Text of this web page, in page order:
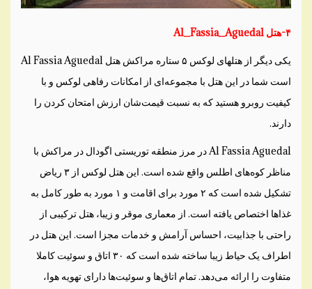
۴-هتل Al_Fassia_Aguedal
یکی دیگر از هتلهای لوکس ۵ ستاره مراکش هتل Al Fassia Aguedal
است شما در این هتل با مجموعه‌ای از امکانات رفاهی لوکس و با
کیفیت روبرو هستید که به نسبت قیمت‌شان ارزش امتحان کردن را
دارند.
Al Fassia Aguedal در مرز منطقه توریستی اگودال در مراکش با
مناظر کوه‌های اطلس واقع شده است. این هتل لوکس از ۳ ریاض
تشکیل شده است که ۲ مورد برای اقامت و ۱ مورد به طور کامل به
غذاها اختصاص یافته است. از معماری موقر و زیبا، هتل ترکیبی از
راحتی با جذابیت، احساس آرامش و خدمات مجزا است. این هتل در
اطراف یک حیاط زیبا ساخته شده است که ۳۰ اتاق و سوئیت کاملا
متفاوت را ارائه می‌دهد. تمام اتاق‌ها و سوئیت‌ها دارای تهویه هوا،